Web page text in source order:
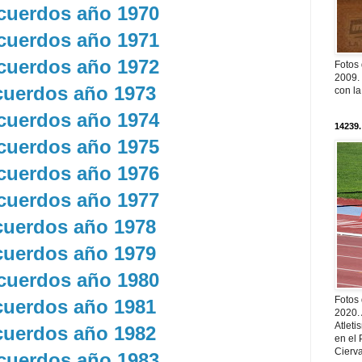
año 1970
año 1971
año 1972
año 1973
año 1974
año 1975
año 1976
año 1977
año 1978
año 1979
año 1980
año 1981
año 1982
2009.
con
2020.
en el